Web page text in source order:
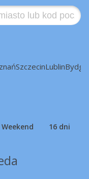
SzczecinLublin
Weekend 16 dni